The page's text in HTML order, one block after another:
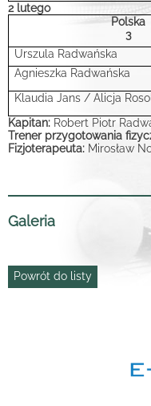
2 lutego
Polska
3
Urszula Radwańska
Agnieszka Radwańska
Klaudia Jans / Alicja
Kapitan: Robert Piotr
Trener przygotowania
Fizjoterapeuta: Mirosław
Galeria
Powrót do listy